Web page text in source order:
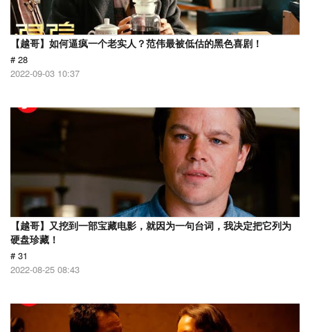
【越哥】如何逼疯一个老实人？范伟最被低估的黑色喜剧！
# 28
2022-09-03 10:37
【越哥】又挖到一部宝藏电影，就因为一句台词，我决定把它列为
硬盘珍藏！
# 31
2022-08-25 08:43